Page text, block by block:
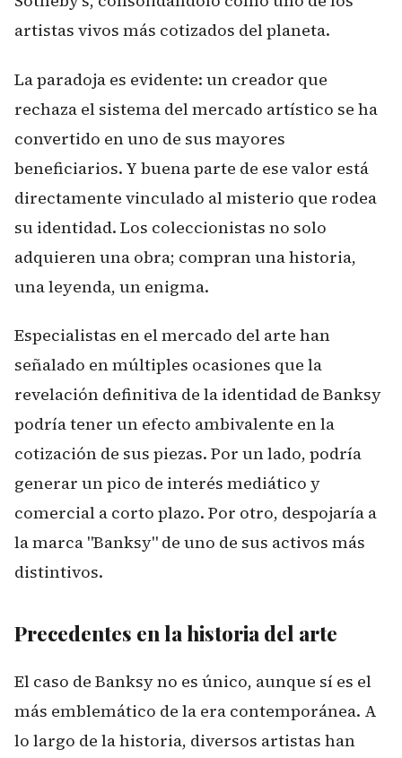
artistas vivos más cotizados del planeta.
La paradoja es evidente: un creador que
rechaza el sistema del mercado artístico se ha
convertido en uno de sus mayores
beneficiarios. Y buena parte de ese valor está
directamente vinculado al misterio que rodea
su identidad. Los coleccionistas no solo
adquieren una obra; compran una historia,
una leyenda, un enigma.
Especialistas en el mercado del arte han
señalado en múltiples ocasiones que la
revelación definitiva de la identidad de Banksy
podría tener un efecto ambivalente en la
cotización de sus piezas. Por un lado, podría
generar un pico de interés mediático y
comercial a corto plazo. Por otro, despojaría a
la marca "Banksy" de uno de sus activos más
distintivos.
Precedentes en la historia del arte
El caso de Banksy no es único, aunque sí es el
más emblemático de la era contemporánea. A
lo largo de la historia, diversos artistas han